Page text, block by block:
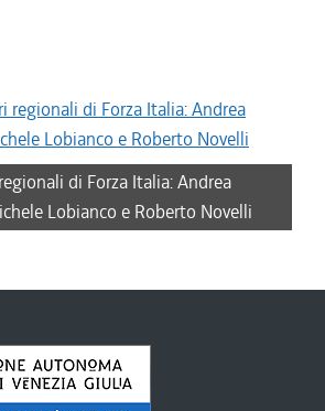
di Forza Italia: Andrea
Lobianco e Roberto Novelli